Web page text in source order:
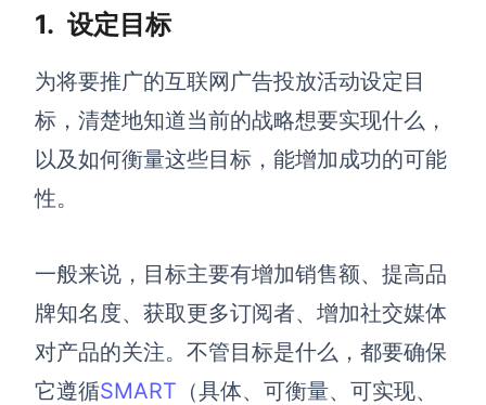
客户端、插件
解决方案
高效协作
在线白板
涂鸦画板
思维和灵感整理
1. 设定目标
为将要推广的互联网广告投放活动设定目
标，清楚地知道当前的战略想要实现什么，
以及如何衡量这些目标，能增加成功的可能
性。
一般来说，目标主要有增加销售额、提高品
牌知名度、获取更多订阅者、增加社交媒体
对产品的关注。不管目标是什么，都要确保
它遵循SMART （具体、可衡量、可实现、